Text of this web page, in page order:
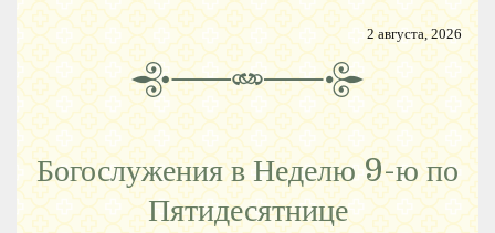
2 августа, 2026
Богослужения в Неделю 9-ю по
Пятидесятнице